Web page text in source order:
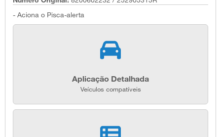
- Aciona o Pisca-alerta
Aplicação Detalhada
Veículos compatíveis